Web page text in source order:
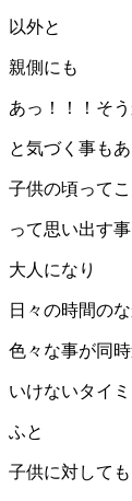
以外と
親側にも
あっ！！！そう
と気づく事も
子供の頃って
って思い出す
大人になり
日々の時間の
色々な事が同
いけないタイ
ふと
子供に対しても